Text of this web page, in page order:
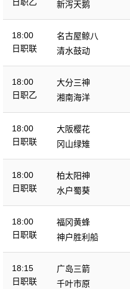
新泻天鹅
18:00
日职联
名古屋鲸八
清水鼓动
18:00
日职乙
大分三神
湘南海洋
18:00
日职联
大阪樱花
冈山绿雉
18:00
日职联
柏太阳神
水户蜀葵
18:00
日职联
福冈黄蜂
神户胜利船
18:15
日职联
广岛三箭
千叶市原